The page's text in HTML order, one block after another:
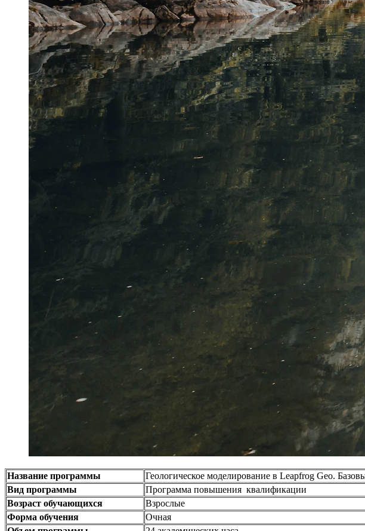
Название программы
Геологическое моделирование в Leapfrog Geo.
Вид программы
Программа повышения квалификации
Возраст обучающихся
Взрослые
Форма обучения
Очная